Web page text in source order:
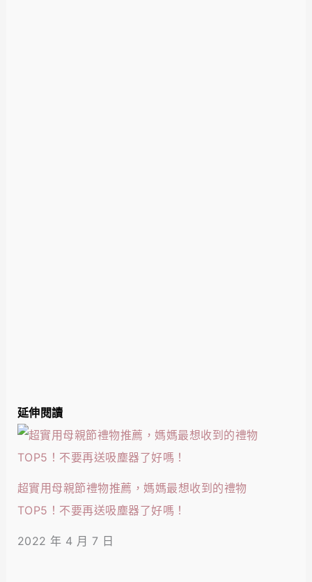
延伸閱讀
超實用母親節禮物推薦，媽媽最想收到的禮物
TOP5！不要再送吸塵器了好嗎！
2022 年 4 月 7 日